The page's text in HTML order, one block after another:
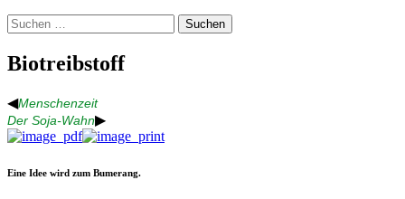
Suchen
nach:
Biotreibstoff
◀Menschenzeit
Der Soja-Wahn▶
Eine Idee wird zum Bumerang.